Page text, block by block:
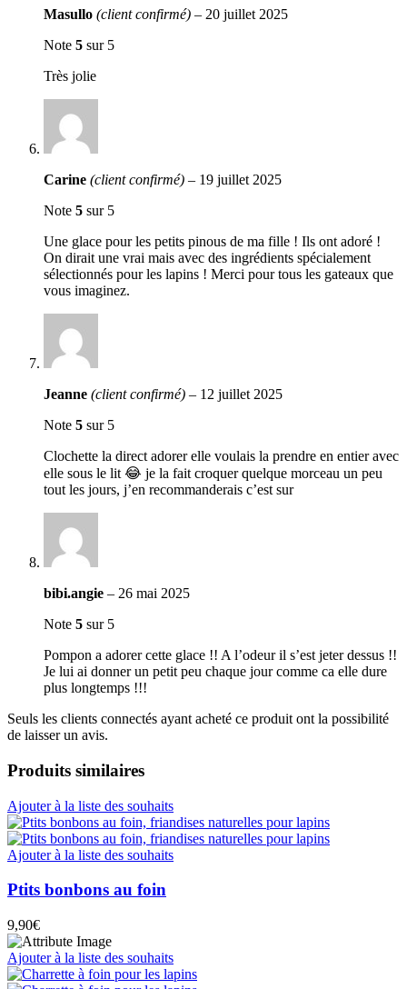
Masullo (client confirmé) – 20 juillet 2025
Note 5 sur 5
Très jolie
Carine (client confirmé) – 19 juillet 2025
Note 5 sur 5
Une glace pour les petits pinous de ma fille ! Ils ont adoré !
On dirait une vrai mais avec des ingrédients spécialement
sélectionnés pour les lapins ! Merci pour tous les gateaux que
vous imaginez.
Jeanne (client confirmé) – 12 juillet 2025
Note 5 sur 5
Clochette la direct adorer elle voulais la prendre en entier avec
elle sous le lit 😂 je la fait croquer quelque morceau un peu
tout les jours, j’en recommanderais c’est sur
bibi.angie – 26 mai 2025
Note 5 sur 5
Pompon a adorer cette glace !! A l’odeur il s’est jeter dessus !!
Je lui ai donner un petit peu chaque jour comme ca elle dure
plus longtemps !!!
Seuls les clients connectés ayant acheté ce produit ont la possibilité
de laisser un avis.
Produits similaires
Ajouter à la liste des souhaits
Ajouter à la liste des souhaits
Ptits bonbons au foin
9,90€
Ajouter à la liste des souhaits